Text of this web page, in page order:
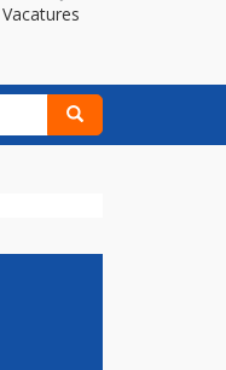
Vacatures